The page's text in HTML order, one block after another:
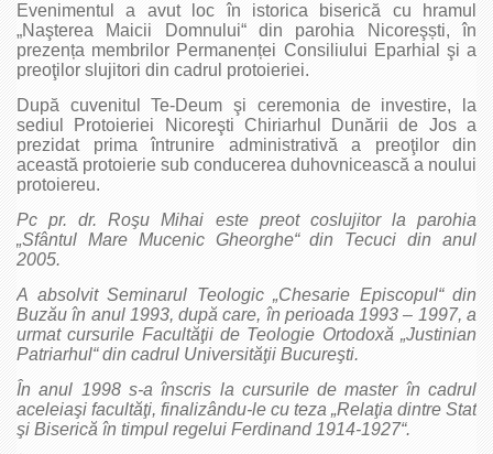
Evenimentul a avut loc în istorica biserică cu hramul
„Naşterea Maicii Domnului“ din parohia Nicoreşști, în
prezența membrilor Permanenței Consiliului Eparhial şi a
preoţilor slujitori din cadrul protoieriei.
După cuvenitul Te-Deum şi ceremonia de investire, la
sediul Protoieriei Nicoreşti Chiriarhul Dunării de Jos a
prezidat prima întrunire administrativă a preoţilor din
această protoierie sub conducerea duhovnicească a noului
protoiereu.
Pc pr. dr. Roşu Mihai este preot coslujitor la parohia
„Sfântul Mare Mucenic Gheorghe“ din Tecuci din anul
2005.
A absolvit Seminarul Teologic „Chesarie Episcopul“ din
Buzău în anul 1993, după care, în perioada 1993 – 1997, a
urmat cursurile Facultăţii de Teologie Ortodoxă „Justinian
Patriarhul“ din cadrul Universităţii Bucureşti.
În anul 1998 s-a înscris la cursurile de master în cadrul
aceleiaşi facultăţi, finalizându-le cu teza „Relaţia dintre Stat
şi Biserică în timpul regelui Ferdinand 1914-1927“.